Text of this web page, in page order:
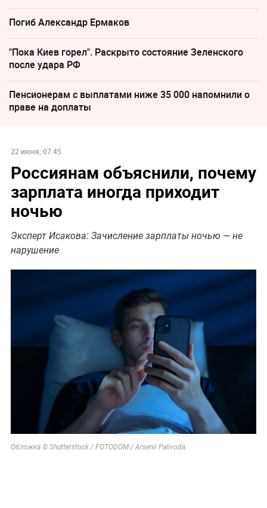
Погиб Александр Ермаков
"Пока Киев горел". Раскрыто состояние Зеленского
после удара РФ
Пенсионерам с выплатами ниже 35 000 напомнили о
праве на доплаты
22 июня, 07:45
Россиянам объяснили, почему
зарплата иногда приходит
ночью
Эксперт Исакова: Зачисление зарплаты ночью — не
нарушение
Обложка © Shutterstock / FOTODOM / Arsenii Palivoda